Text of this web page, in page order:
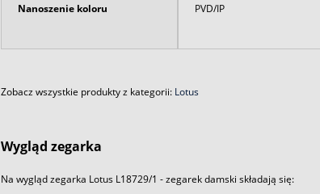
Nanoszenie koloru PVD/IP
Zobacz wszystkie produkty z kategorii: Lotus
Wygląd zegarka
Na wygląd zegarka Lotus L18729/1 - zegarek damski składają się: